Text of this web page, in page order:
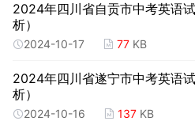
2024年四川省自贡市中考英语
析）
2024-10-17 77 KB
2024年四川省遂宁市中考英语
析）
2024-10-16 137 KB